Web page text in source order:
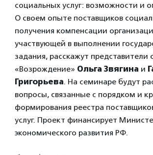
социальных услуг: возможности и
О своем опыте поставщиков
получения компенсации
участвующей в выполнении
задания, расскажут представители
«Возрождение» Ольга Звягина и
Григорьева. На семинаре будут
вопросы, связанные с порядком и
формирования реестра
услуг. Проект финансирует
экономического развития РФ.